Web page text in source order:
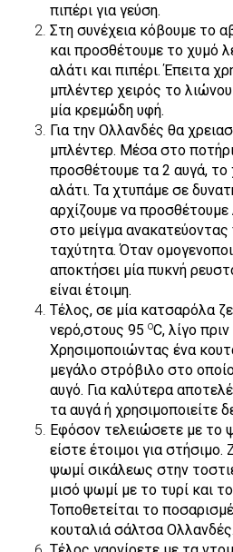
πιπέρι για γεύση.
Στη συνέχεια κόβουμε το
και προσθέτουμε το χυμό
αλάτι και πιπέρι. Έπειτα
μπλέντερ χειρός το
μία κρεμώδη υφή.
Για την Ολλανδές θα
μπλέντερ. Μέσα στο
προσθέτουμε τα 2 αυγά, το
αλάτι. Τα χτυπάμε σε
αρχίζουμε να προσθέτουμε
στο μείγμα
ταχύτητα. Όταν
αποκτήσει μία πυκνή
είναι έτοιμη.
Τέλος, σε μία κατσαρόλα
νερό,στους 95 oC, λίγο
Χρησιμοποιώντας ένα
μεγάλο στρόβιλο στο
αυγό. Για καλύτερα
τα αυγά ή χρησιμοποιείτε
Εφόσον τελειώσετε με το
είστε έτοιμοι για στήσιμο.
ψωμί σικάλεως στην
μισό ψωμί με το τυρί και
Τοποθετείται το
κουταλιά σάλτσα Ολλανδές.